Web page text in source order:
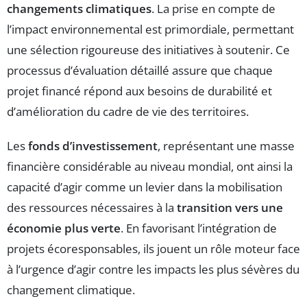
changements climatiques. La prise en compte de
l’impact environnemental est primordiale, permettant
une sélection rigoureuse des initiatives à soutenir. Ce
processus d’évaluation détaillé assure que chaque
projet financé répond aux besoins de durabilité et
d’amélioration du cadre de vie des territoires.
Lesfonds d’investissement, représentant une masse
financière considérable au niveau mondial, ont ainsi la
capacité d’agir comme un levier dans la mobilisation
des ressources nécessaires à la transition vers une
économie plus verte. En favorisant l’intégration de
projets écoresponsables, ils jouent un rôle moteur face
à l’urgence d’agir contre les impacts les plus sévères du
changement climatique.